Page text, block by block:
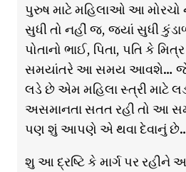
પુરુષ માટે મહિલાઓ આ મોરચો
સુધી તો નહીં જ, જ્યાં સુધી
પોતાનો ભાઈ, પિતા, પતિ કે
સમયાંતરે આ સમય આવશે… જેમ
લડે છે એમ મહિલા સ્ત્રી
અસમાનતા સતત રહી તો આ
પણ શું આપણે એ થવા દેવાનું
શુ આ દ્રષ્ટિ કે માર્ગ પર